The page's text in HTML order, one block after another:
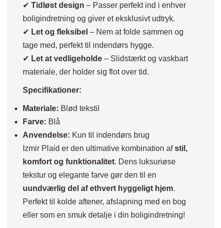
✔ Tidløst design – Passer perfekt ind i enhver
boligindretning og giver et eksklusivt udtryk.
✔ Let og fleksibel – Nem at folde sammen og
tage med, perfekt til indendørs hygge.
✔ Let at vedligeholde – Slidstærkt og vaskbart
materiale, der holder sig flot over tid.
Specifikationer:
Materiale: Blød tekstil
Farve: Blå
Anvendelse: Kun til indendørs brug
Izmir Plaid er den ultimative kombination afstil,
komfort og funktionalitet. Dens luksuriøse
tekstur og elegante farve gør den til en
uundværlig del af ethvert hyggeligt hjem.
Perfekt til kolde aftener, afslapning med en bog
eller som en smuk detalje i din boligindretning!